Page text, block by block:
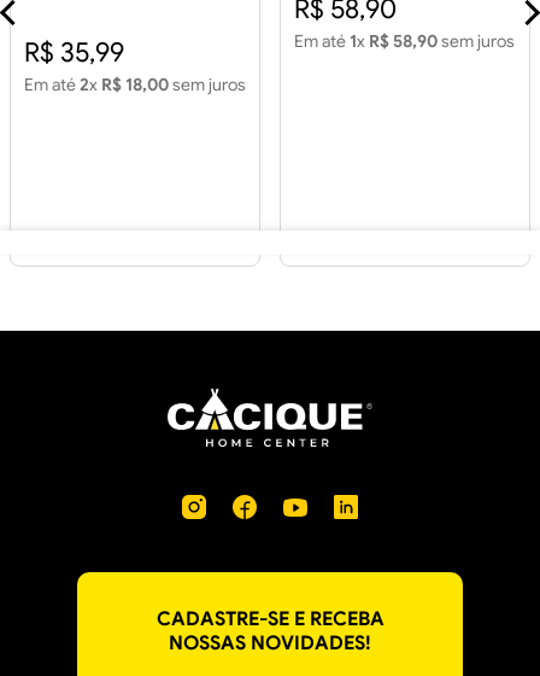
R$ 35,99
Em até2x R$ 18,00sem juros
R$ 58,90
Em até 1x R$ 58,90sem juros
CADASTRE-SE E RECEBA
NOSSAS NOVIDADES!